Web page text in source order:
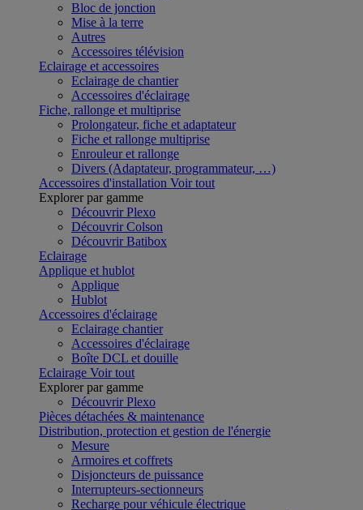
Bloc de jonction
Mise à la terre
Autres
Accessoires télévision
Eclairage et accessoires
Eclairage de chantier
Accessoires d'éclairage
Fiche, rallonge et multiprise
Prolongateur, fiche et adaptateur
Fiche et rallonge multiprise
Enrouleur et rallonge
Divers (Adaptateur, programmateur, …)
Accessoires d'installation Voir tout
Explorer par gamme
Découvrir Plexo
Découvrir Colson
Découvrir Batibox
Eclairage
Applique et hublot
Applique
Hublot
Accessoires d'éclairage
Eclairage chantier
Accessoires d'éclairage
Boîte DCL et douille
Eclairage Voir tout
Explorer par gamme
Découvrir Plexo
Pièces détachées & maintenance
Distribution, protection et gestion de l'énergie
Mesure
Armoires et coffrets
Disjoncteurs de puissance
Interrupteurs-sectionneurs
Recharge pour véhicule électrique